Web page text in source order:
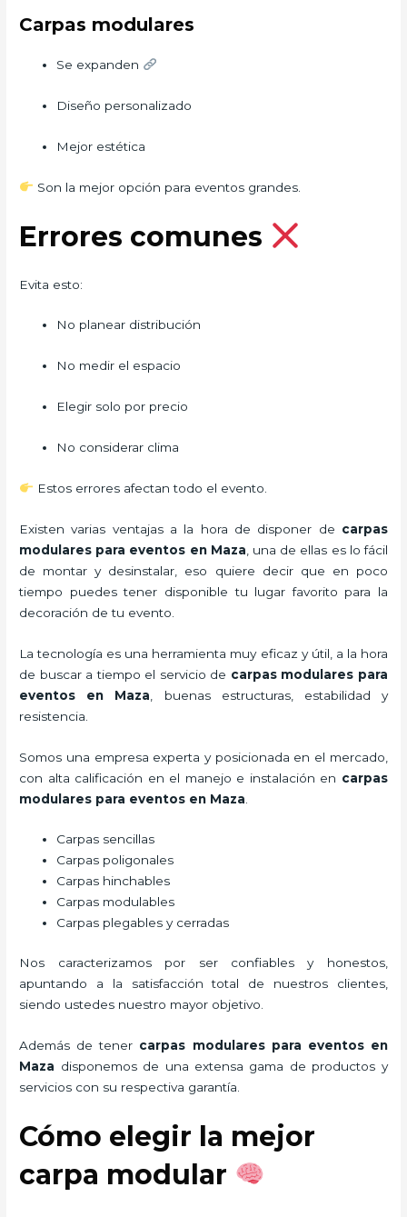
Carpas modulares
Se expanden
Diseño personalizado
Mejor estética
Son la mejor opción para eventos grandes.
Errores comunes
Evita esto:
No planear distribución
No medir el espacio
Elegir solo por precio
No considerar clima
Estos errores afectan todo el evento.
Existen varias ventajas a la hora de disponer de carpas
modulares para eventos en Maza , una de ellas es lo fácil
de montar y desinstalar, eso quiere decir que en poco
tiempo puedes tener disponible tu lugar favorito para la
decoración de tu evento.
La tecnología es una herramienta muy eficaz y útil, a la hora
de buscar a tiempo el servicio de carpas modulares para
eventos en Maza , buenas estructuras, estabilidad y
resistencia.
Somos una empresa experta y posicionada en el mercado,
con alta calificación en el manejo e instalación en carpas
modulares para eventos en Maza
Carpas sencillas
Carpas poligonales
Carpas hinchables
Carpas modulables
Carpas plegables y cerradas
Nos caracterizamos por ser confiables y honestos,
apuntando a la satisfacción total de nuestros clientes,
siendo ustedes nuestro mayor objetivo.
Además de tener carpas modulares para eventos en
Maza disponemos de una extensa gama de productos y
servicios con su respectiva garantía.
Cómo elegir la mejor
carpa modular